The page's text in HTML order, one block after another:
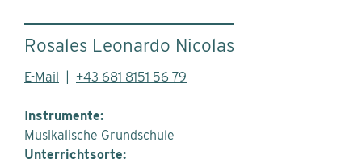
Rosales Leonardo Nicolas
E-Mail +43 681 8151 56 79
Instrumente:
Musikalische Grundschule
Unterrichtsorte: